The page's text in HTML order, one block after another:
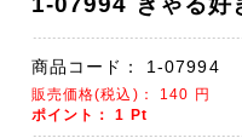
商品コード： 1-07994
販売価格(税込)： 140 円
ポイント：1 Pt